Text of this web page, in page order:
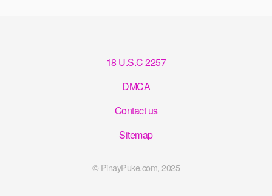
18 U.S.C 2257
DMCA
Contact us
Sitemap
© PinayPuke.com, 2025